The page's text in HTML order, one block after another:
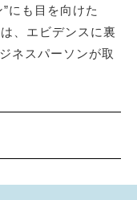
にも目を向けた
、エビデンスに裏
ネスパーソンが取